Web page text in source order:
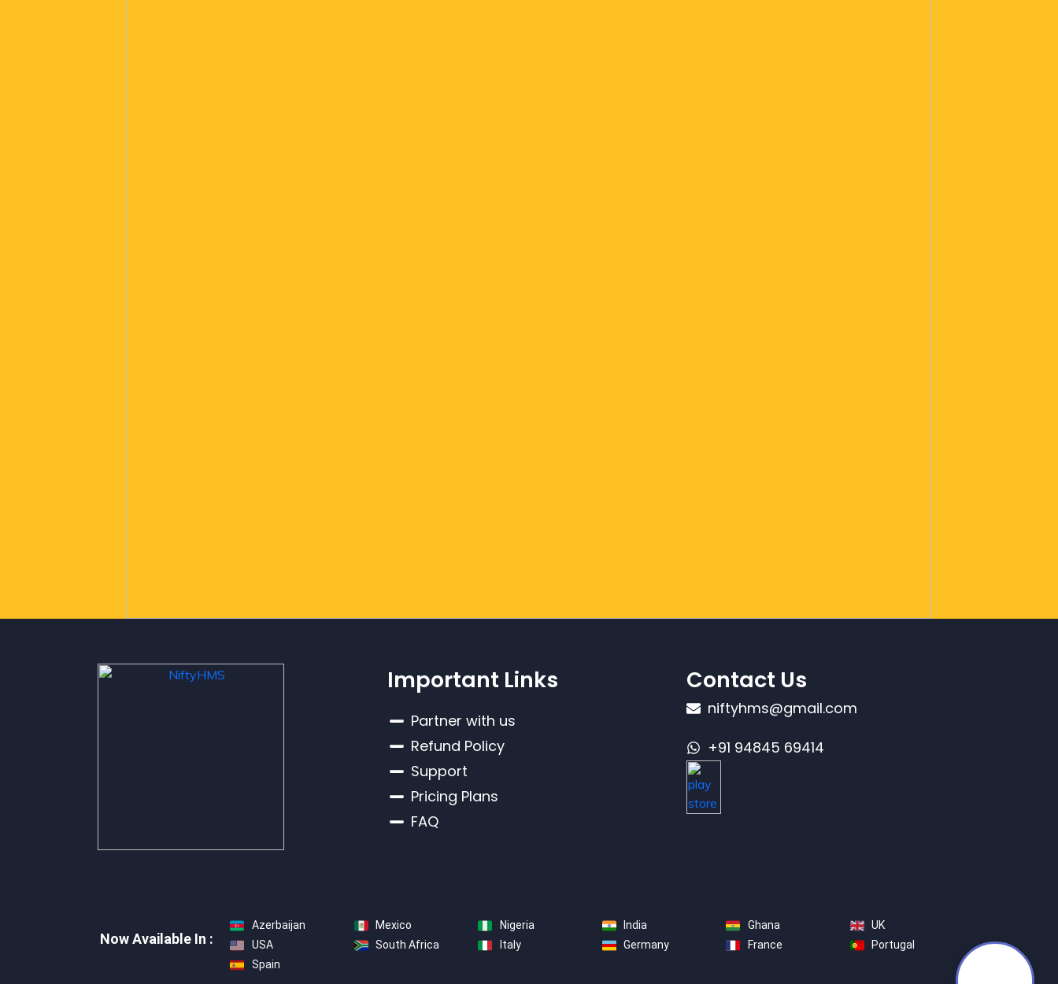
Important Links
Partner with us
Refund Policy
Support
Pricing Plans
FAQ
Contact Us
niftyhms@gmail.com
+91 94845 69414
Now Available In :
Azerbaijan
USA
Spain
Mexico
South Africa
Nigeria
Italy
India
Germany
Ghana
France
UK
Portugal